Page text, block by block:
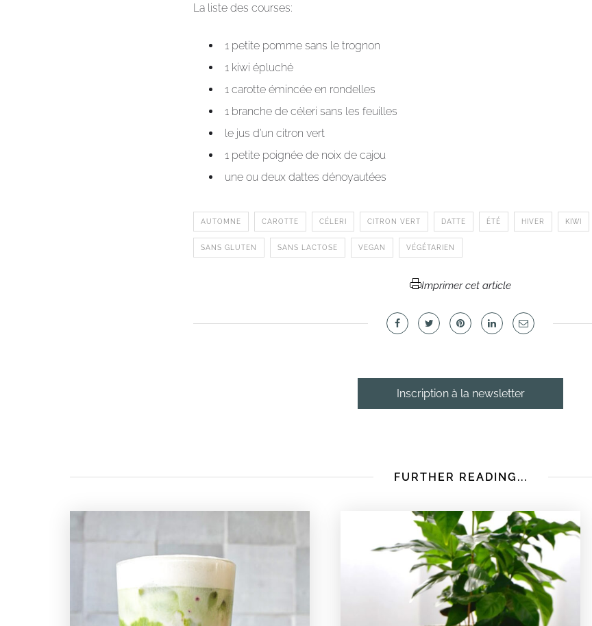
La liste des courses:
1 petite pomme sans le trognon
1 kiwi épluché
1 carotte émincée en rondelles
1 branche de céleri sans les feuilles
le jus d’un citron vert
1 petite poignée de noix de cajou
une ou deux dattes dénoyautées
AUTOMNE CAROTTE CÉLERI CITRON VERT DATTE ÉTÉ HIVER KIWI
SANS GLUTEN SANS LACTOSE VEGAN VÉGÉTARIEN
Imprimer cet article
Inscription à la newsletter
FURTHER READING...